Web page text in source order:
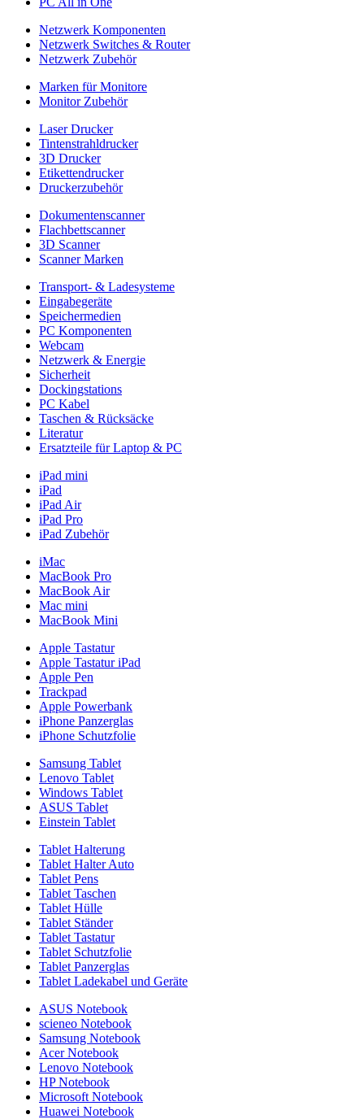
Netzwerk Komponenten
Netzwerk Switches & Router
Netzwerk Zubehör
Marken für Monitore
Monitor Zubehör
Laser Drucker
Tintenstrahldrucker
3D Drucker
Etikettendrucker
Druckerzubehör
Dokumentenscanner
Flachbettscanner
3D Scanner
Scanner Marken
Transport- & Ladesysteme
Eingabegeräte
Speichermedien
PC Komponenten
Webcam
Netzwerk & Energie
Sicherheit
Dockingstations
PC Kabel
Taschen & Rücksäcke
Literatur
Ersatzteile für Laptop & PC
iPad mini
iPad
iPad Air
iPad Pro
iPad Zubehör
iMac
MacBook Pro
MacBook Air
Mac mini
MacBook Mini
Apple Tastatur
Apple Tastatur iPad
Apple Pen
Trackpad
Apple Powerbank
iPhone Panzerglas
iPhone Schutzfolie
Samsung Tablet
Lenovo Tablet
Windows Tablet
ASUS Tablet
Einstein Tablet
Tablet Halterung
Tablet Halter Auto
Tablet Pens
Tablet Taschen
Tablet Hülle
Tablet Ständer
Tablet Tastatur
Tablet Schutzfolie
Tablet Panzerglas
Tablet Ladekabel und Geräte
ASUS Notebook
scieneo Notebook
Samsung Notebook
Acer Notebook
Lenovo Notebook
HP Notebook
Microsoft Notebook
Huawei Notebook